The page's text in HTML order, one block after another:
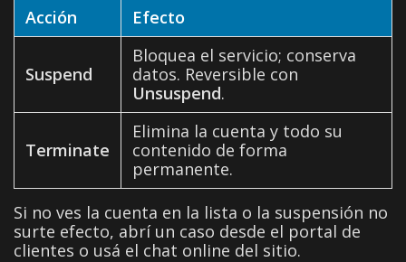
Acción Efecto
Suspend
Bloquea el servicio; conserva
datos. Reversible con
Unsuspend.
Terminate
Elimina la cuenta y todo su
contenido de forma
permanente.
Si no ves la cuenta en la lista o la suspensión no
surte efecto, abrí un caso desde el portal de
clientes o usá el chat online del sitio.